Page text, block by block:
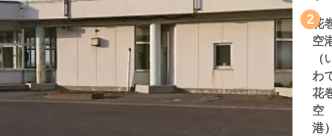
2花
空
（
わ
花
空
港